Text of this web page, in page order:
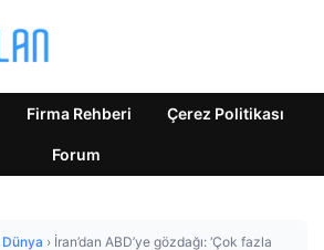
Firma Rehberi Çerez Politikası
Forum
Dünya › İran’dan ABD’ye gözdağı: ‘Çok fazla